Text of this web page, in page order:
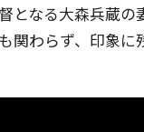
となる大森兵蔵の
関わらず、印象に